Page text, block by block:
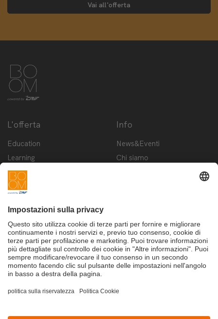
Vai all'offerta
L'offerta
Education
Learning
Innovation
Startup
Info
News&Eventi
Chi siamo
Iscriviti alla newsletter BOOM